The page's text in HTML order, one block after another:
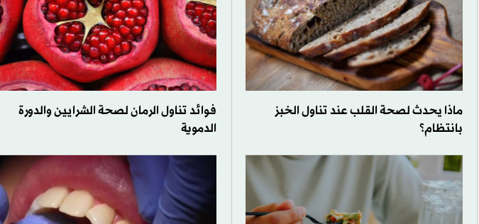
ماذا يحدث لصحة القلب عند تناول الخبز
بانتظام؟
فوائد تناول الرمان لصحة الشرايين والدورة
الدموية